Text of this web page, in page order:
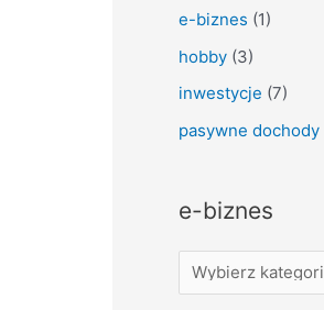
e-biznes (1)
hobby (3)
inwestycje (7)
pasywne dochody
e-biznes
-